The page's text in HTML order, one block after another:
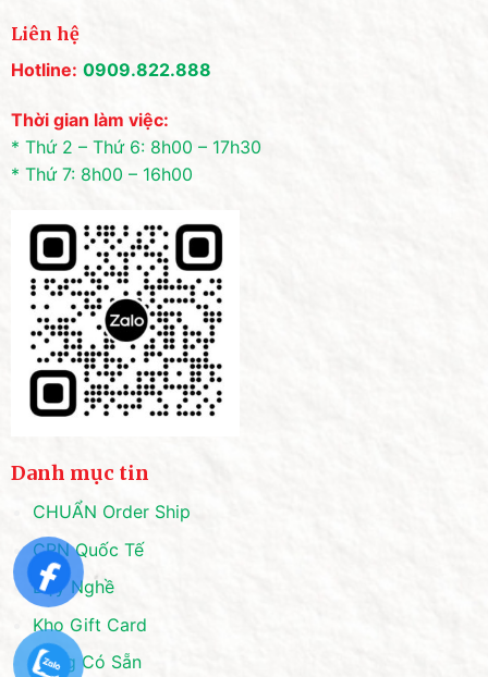
Liên hệ
Hotline: 0909.822.888
Thời gian làm việc:
* Thứ 2 – Thứ 6: 8h00 – 17h30
* Thứ 7: 8h00 – 16h00
Danh mục tin
CHUẨN Order Ship
CPN Quốc Tế
Dạy Nghề
Kho Gift Card
Hàng Có Sẵn